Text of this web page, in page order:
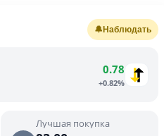
🔔 Наблюдать
0.78
+0.82%
Лучшая покупка